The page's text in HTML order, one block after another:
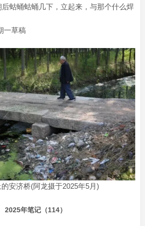
蛄蛹蛄蛹几下，立起来，与那个什么焊
一草稿
安济桥(阿龙摄于2025年5月)
2025年笔记（114）